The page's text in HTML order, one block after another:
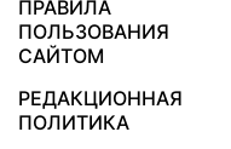
ПРАВИЛА
ПОЛЬЗОВАНИЯ
САЙТОМ
РЕДАКЦИОННАЯ
ПОЛИТИКА